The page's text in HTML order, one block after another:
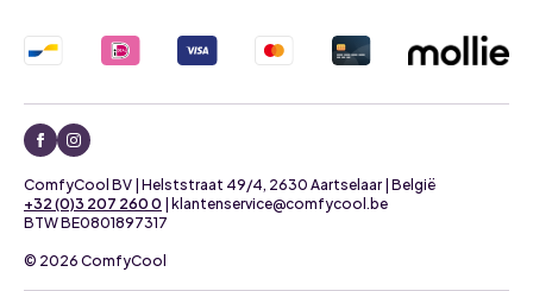
© 2026 ComfyCool
+32 (0)3 207 260 0 | klantenservice@comfycool.be
BTW BE0801897317
ComfyCool BV | Helststraat 49/4, 2630 Aartselaar | België